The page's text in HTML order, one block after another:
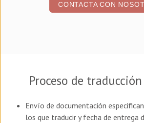
CONTACTA CON
Proceso de
Envío de documentación
los que traducir y fecha de entrega